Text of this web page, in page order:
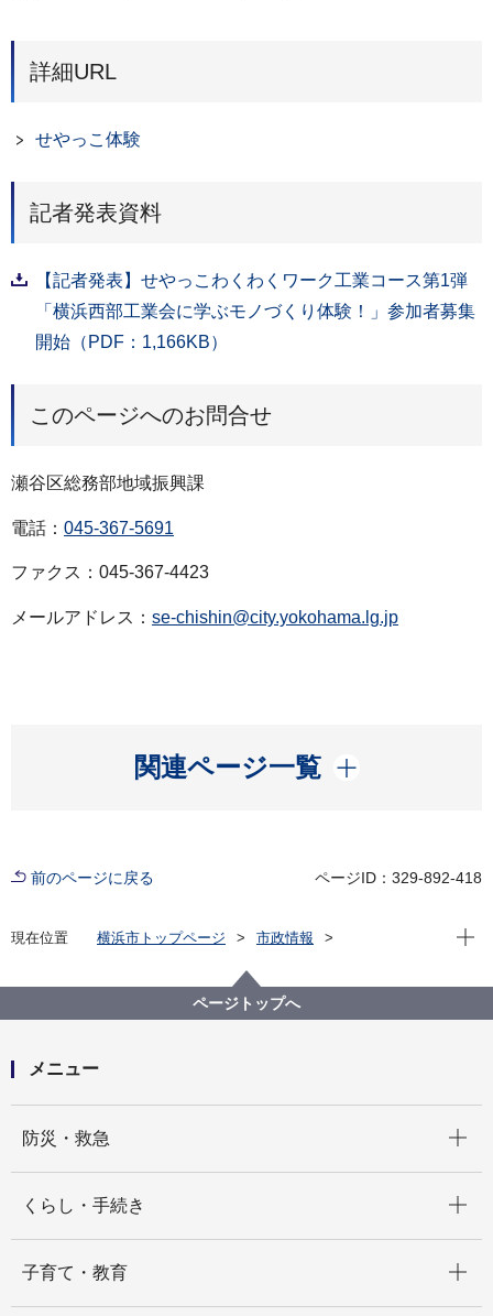
詳細URL
せやっこ体験
記者発表資料
【記者発表】せやっこわくわくワーク工業コース第1弾
「横浜西部工業会に学ぶモノづくり体験！」参加者募集
開始（PDF：1,166KB）
このページへのお問合せ
瀬谷区総務部地域振興課
電話： 045-367-5691
ファクス：045-367-4423
メールアドレス： se-chishin@city.yokohama.lg.jp
関連ページ一覧
開く
前のページに戻る ページID：329-892-418
現在位置 横浜市トップページ
市政情報
【記者発表】せやっこわくわくワーク工業コース第1弾
「横浜西部工業会に学ぶモノづくり体験！」参加者募
現在
ページトップへ
メニュー
防災・救急
くらし・手続き
子育て・教育